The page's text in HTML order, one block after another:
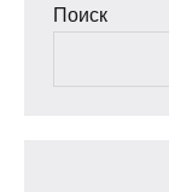
Поиск